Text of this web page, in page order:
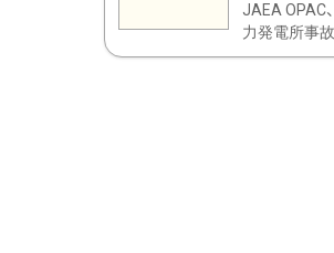
JAEA OPAC
力発電所事